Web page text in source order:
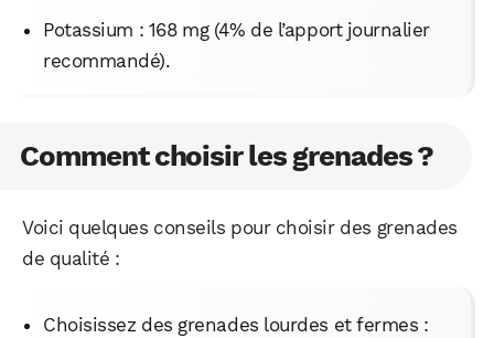
Potassium : 168 mg (4% de l’apport journalier
recommandé).
Comment choisir les grenades ?
Voici quelques conseils pour choisir des grenades
de qualité :
Choisissez des grenades lourdes et fermes :